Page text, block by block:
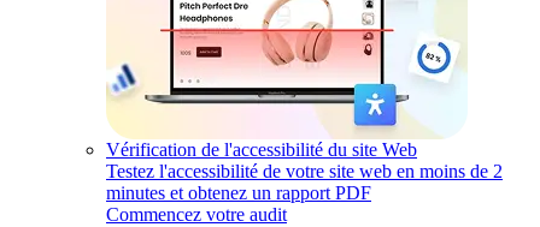
Vérification de l'accessibilité du site Web
Testez l'accessibilité de votre site web en moins de 2
minutes et obtenez un rapport PDF
Commencez votre audit